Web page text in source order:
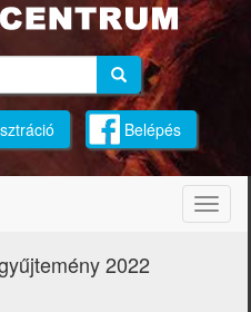
Keresés
Belépés
2022